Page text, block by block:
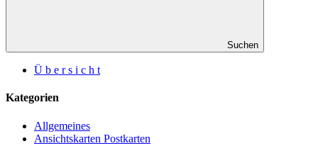
Suchen
Ü b e r s i c h t
Kategorien
Allgemeines
Ansichtskarten Postkarten